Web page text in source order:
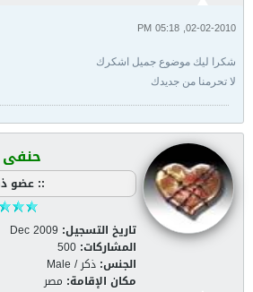
02-02-2010, 05:18 PM
شكرا ليك موضوع جميل اشكرك
لا تحرمنا من جديدك
:: عضو
تاريخ التسجيل: Dec 2009
المشاركات: 500
الجنس: ذكر / Male
مكان الإقامة: مصر